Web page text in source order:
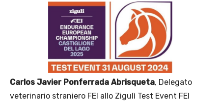
Carlos Javier Ponferrada Abrisqueta, Delegato
veterinario straniero FEI allo Zigulì Test Event FEI